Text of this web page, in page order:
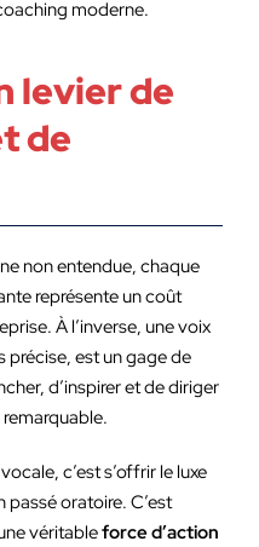
moderne.
levier de
de
non entendue, chaque
représente un coût
À l’inverse, une voix
précise, est un gage de
d’inspirer et de diriger
c’est s’offrir le luxe
passé oratoire. C’est
véritableforce d’action